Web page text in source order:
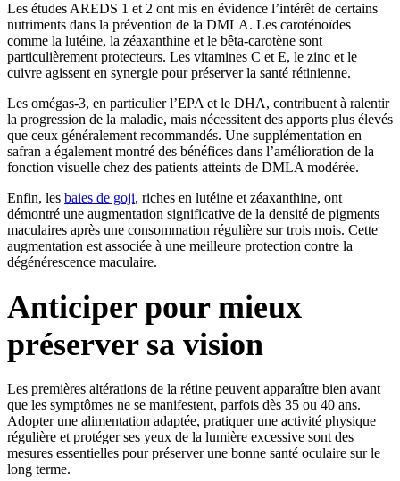
Les études AREDS 1 et 2 ont mis en évidence l’intérêt de certains
nutriments dans la prévention de la DMLA. Les caroténoïdes
comme la lutéine, la zéaxanthine et le bêta-carotène sont
particulièrement protecteurs. Les vitamines C et E, le zinc et le
cuivre agissent en synergie pour préserver la santé rétinienne.
Les omégas-3, en particulier l’EPA et le DHA, contribuent à ralentir
la progression de la maladie, mais nécessitent des apports plus élevés
que ceux généralement recommandés. Une supplémentation en
safran a également montré des bénéfices dans l’amélioration de la
fonction visuelle chez des patients atteints de DMLA modérée.
Enfin, les baies de goji, riches en lutéine et zéaxanthine, ont
démontré une augmentation significative de la densité de pigments
maculaires après une consommation régulière sur trois mois. Cette
augmentation est associée à une meilleure protection contre la
dégénérescence maculaire.
Anticiper pour mieux
préserver sa vision
Les premières altérations de la rétine peuvent apparaître bien avant
que les symptômes ne se manifestent, parfois dès 35 ou 40 ans.
Adopter une alimentation adaptée, pratiquer une activité physique
régulière et protéger ses yeux de la lumière excessive sont des
mesures essentielles pour préserver une bonne santé oculaire sur le
long terme.